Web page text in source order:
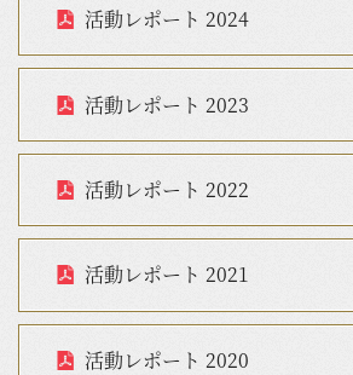
活動レポート 2024
活動レポート 2023
活動レポート 2022
活動レポート 2021
活動レポート 2020